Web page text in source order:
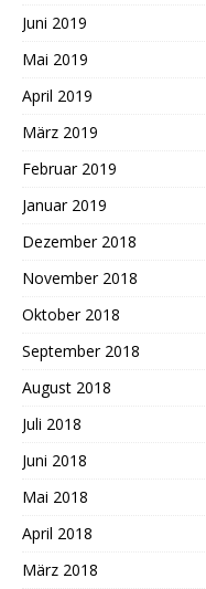
Juni 2019
Mai 2019
April 2019
März 2019
Februar 2019
Januar 2019
Dezember 2018
November 2018
Oktober 2018
September 2018
August 2018
Juli 2018
Juni 2018
Mai 2018
April 2018
März 2018